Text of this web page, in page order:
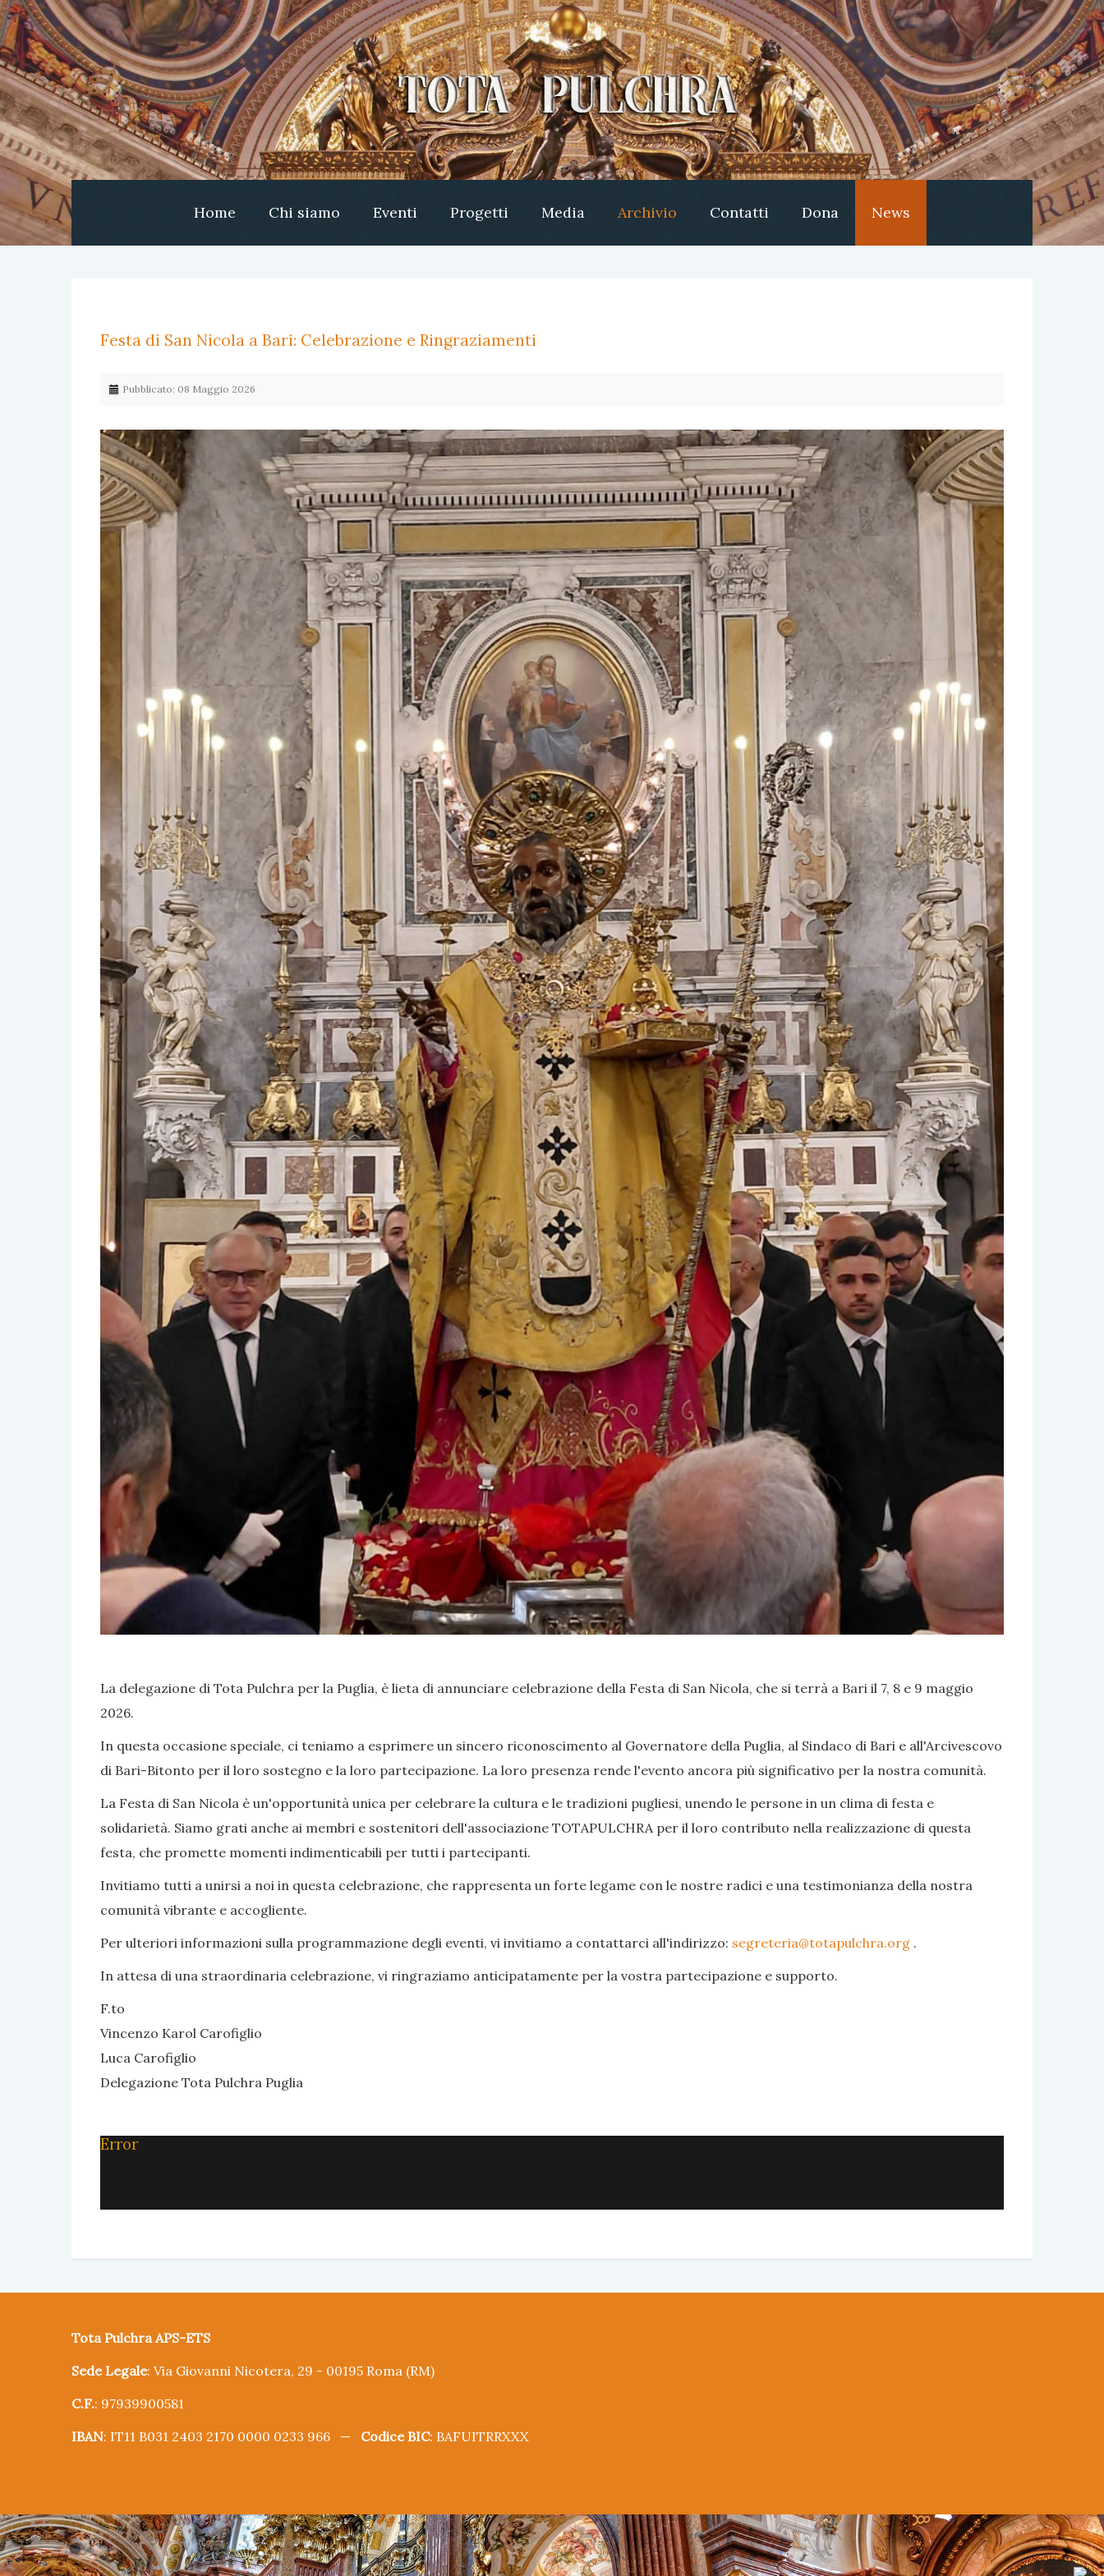
Home Chi siamo Eventi Progetti Media Archivio Contatti Dona News
Festa di San Nicola a Bari: Celebrazione e Ringraziamenti
Pubblicato: 08 Maggio 2026
La delegazione di Tota Pulchra per la Puglia, è lieta di annunciare celebrazione della Festa di San Nicola, che si terrà a Bari il 7, 8 e 9 maggio
2026.
In questa occasione speciale, ci teniamo a esprimere un sincero riconoscimento al Governatore della Puglia, al Sindaco di Bari e all'Arcivescovo
di Bari-Bitonto per il loro sostegno e la loro partecipazione. La loro presenza rende l'evento ancora più significativo per la nostra comunità.
La Festa di San Nicola è un'opportunità unica per celebrare la cultura e le tradizioni pugliesi, unendo le persone in un clima di festa e
solidarietà. Siamo grati anche ai membri e sostenitori dell'associazione TOTAPULCHRA per il loro contributo nella realizzazione di questa
festa, che promette momenti indimenticabili per tutti i partecipanti.
Invitiamo tutti a unirsi a noi in questa celebrazione, che rappresenta un forte legame con le nostre radici e una testimonianza della nostra
comunità vibrante e accogliente.
Per ulteriori informazioni sulla programmazione degli eventi, vi invitiamo a contattarci all'indirizzo: segreteria@totapulchra.org .
In attesa di una straordinaria celebrazione, vi ringraziamo anticipatamente per la vostra partecipazione e supporto.
F.to
Vincenzo Karol Carofiglio
Luca Carofiglio
Delegazione Tota Pulchra Puglia
Error
Tota Pulchra APS-ETS
Sede Legale: Via Giovanni Nicotera, 29 - 00195 Roma (RM)
C.F.: 97939900581
IBAN: IT11 B031 2403 2170 0000 0233 966 — Codice BIC: BAFUITRRXXX